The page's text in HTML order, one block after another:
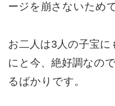
ージを崩さないため
お二人は3人の子宝
にと今、絶好調なの
るばかりです。